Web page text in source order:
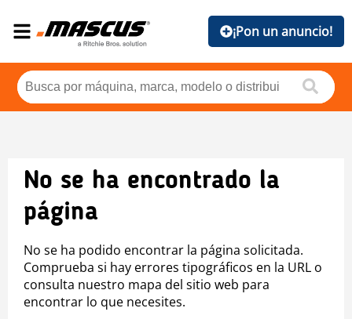
¡Pon un anuncio!
No se ha encontrado la
página
No se ha podido encontrar la página solicitada.
Comprueba si hay errores tipográficos en la URL o
consulta nuestro mapa del sitio web para
encontrar lo que necesites.